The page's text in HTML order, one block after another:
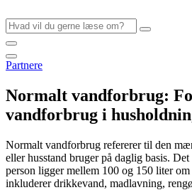
til
indhold
Partnere
Normalt vandforbrug:
vandforbrug i
Normalt vandforbrug refererer til den
eller husstand bruger på daglig basis.
person ligger mellem 100 og 150 liter
inkluderer drikkevand, madlavning,